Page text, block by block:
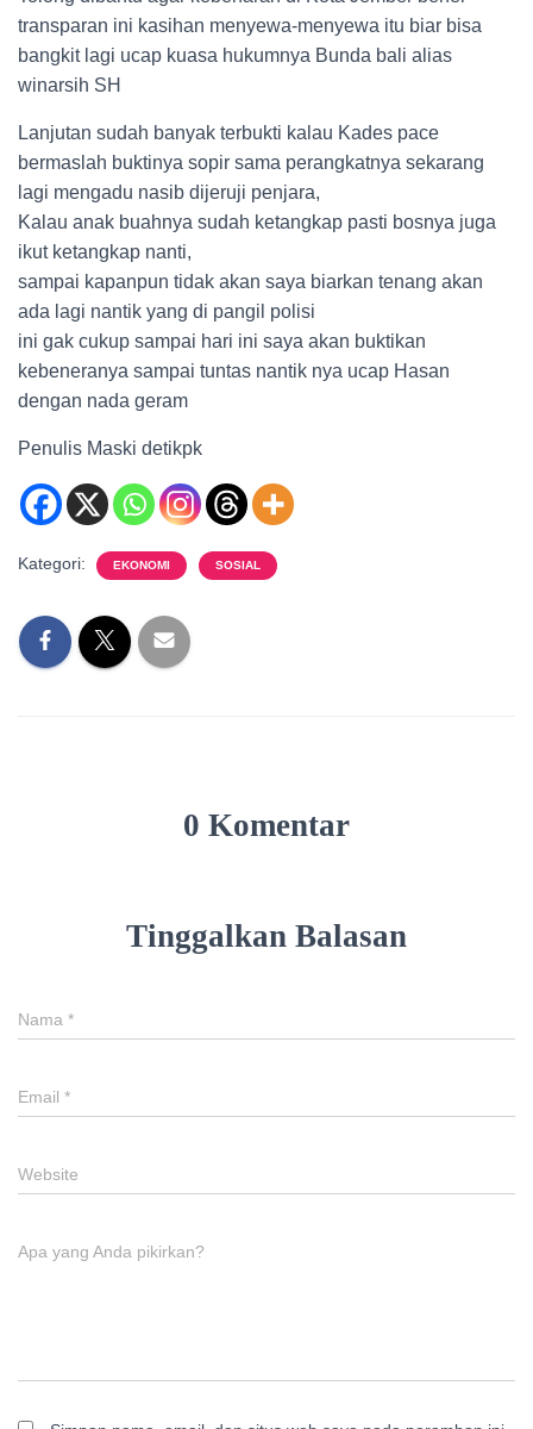
transparan ini kasihan menyewa-menyewa itu biar bisa
bangkit lagi ucap kuasa hukumnya Bunda bali alias
winarsih SH
Lanjutan sudah banyak terbukti kalau Kades pace
bermaslah buktinya sopir sama perangkatnya sekarang
lagi mengadu nasib dijeruji penjara,
Kalau anak buahnya sudah ketangkap pasti bosnya juga
ikut ketangkap nanti,
sampai kapanpun tidak akan saya biarkan tenang akan
ada lagi nantik yang di pangil polisi
ini gak cukup sampai hari ini saya akan buktikan
kebeneranya sampai tuntas nantik nya ucap Hasan
dengan nada geram
Penulis Maski detikpk
Kategori: EKONOMI SOSIAL
0 Komentar
Tinggalkan Balasan
Nama *
Email *
Website
Apa yang Anda pikirkan?